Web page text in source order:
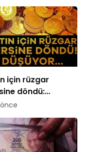
için rüzgar
döndü:
önce